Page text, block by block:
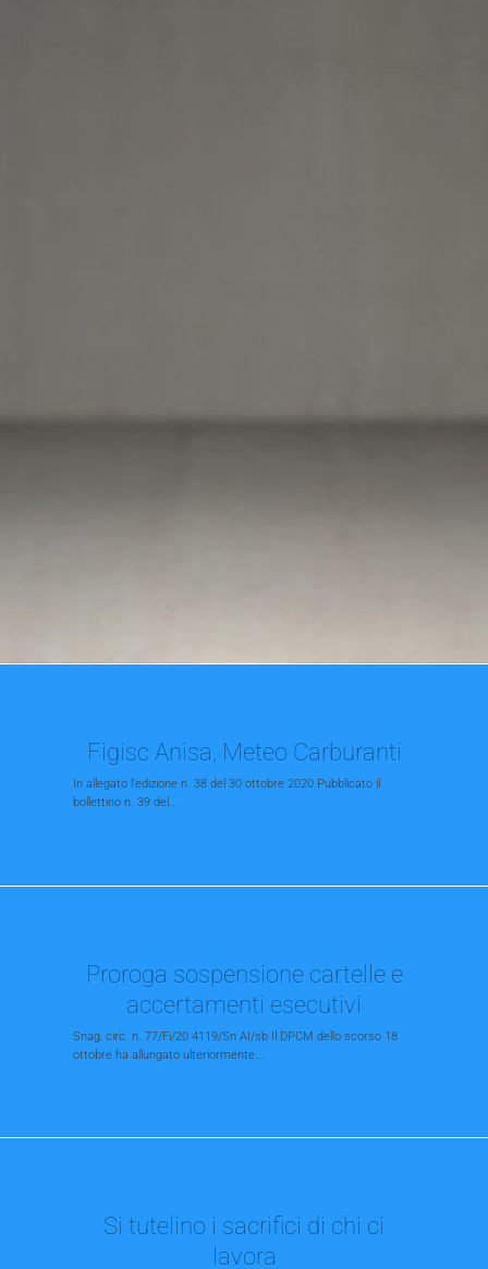
Figisc Anisa, Meteo Carburanti
In allegato l'edizione n. 38 del 30 ottobre 2020 Pubblicato il
bollettino n. 39 del...
Proroga sospensione cartelle e
accertamenti esecutivi
Snag, circ. n. 77/Fi/20 4119/Sn AI/sb Il DPCM dello scorso 18
ottobre ha allungato ulteriormente...
Si tutelino i sacrifici di chi ci
lavora